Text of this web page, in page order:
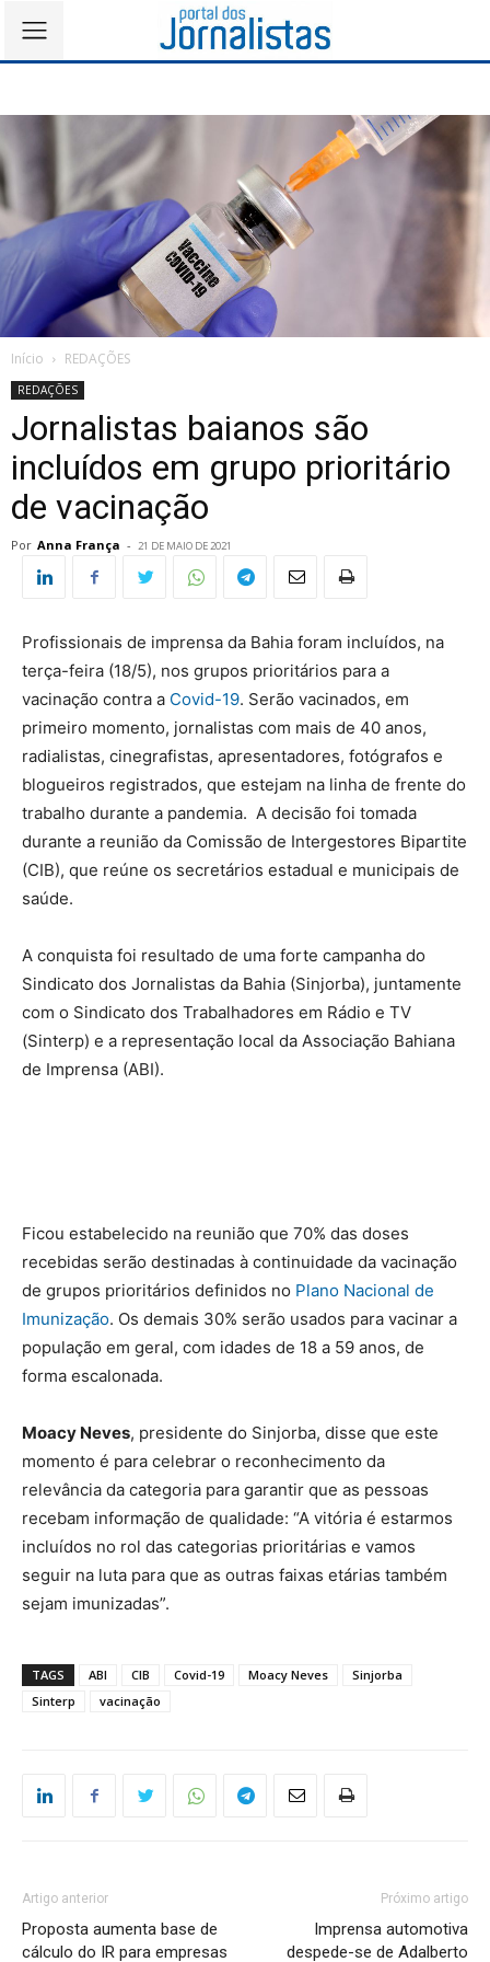
Início REDAÇÕES
REDAÇÕES
Jornalistas baianos são
incluídos em grupo prioritário
de vacinação
Por Anna França - 21 DE MAIO DE 2021
Profissionais de imprensa da Bahia foram incluídos, na
terça-feira (18/5), nos grupos prioritários para a
vacinação contra a Covid-19. Serão vacinados, em
primeiro momento, jornalistas com mais de 40 anos,
radialistas, cinegrafistas, apresentadores, fotógrafos e
blogueiros registrados, que estejam na linha de frente do
trabalho durante a pandemia. A decisão foi tomada
durante a reunião da Comissão de Intergestores Bipartite
(CIB), que reúne os secretários estadual e municipais de
saúde.
A conquista foi resultado de uma forte campanha do
Sindicato dos Jornalistas da Bahia (Sinjorba), juntamente
com o Sindicato dos Trabalhadores em Rádio e TV
(Sinterp) e a representação local da Associação Bahiana
de Imprensa (ABI).
Ficou estabelecido na reunião que 70% das doses
recebidas serão destinadas à continuidade da vacinação
de grupos prioritários definidos no Plano Nacional de
Imunização. Os demais 30% serão usados para vacinar a
população em geral, com idades de 18 a 59 anos, de
forma escalonada.
Moacy Neves, presidente do Sinjorba, disse que este
momento é para celebrar o reconhecimento da
relevância da categoria para garantir que as pessoas
recebam informação de qualidade: “A vitória é estarmos
incluídos no rol das categorias prioritárias e vamos
seguir na luta para que as outras faixas etárias também
sejam imunizadas”.
TAGS ABI CIB Covid-19 Moacy Neves
Sinjorba
Sinterp
vacinação
Artigo anterior
Proposta aumenta base de
cálculo do IR para empresas
Próximo artigo
Imprensa automotiva
despede-se de Adalberto